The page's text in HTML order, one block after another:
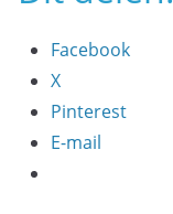
Facebook
X
Pinterest
E-mail